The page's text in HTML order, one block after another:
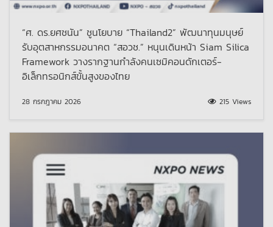
“ศ. ดร.ยศชนัน” ชูนโยบาย “Thailand2” พัฒนาทุนมนุษย์
รับอุตสาหกรรมอนาคต “สอวช.” หนุนเดินหน้า Siam Silica
Framework วางรากฐานกำลังคนเซมิคอนดักเตอร์-
อิเล็กทรอนิกส์ขั้นสูงของไทย
28 กรกฎาคม 2026 215 Views